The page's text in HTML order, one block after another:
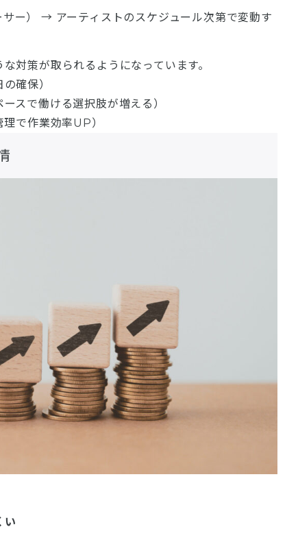
ー） → アーティストのスケジュール次第で変動す
対策が取られるようになっています。
確保）
ースで働ける選択肢が増える）
理で作業効率UP）
い